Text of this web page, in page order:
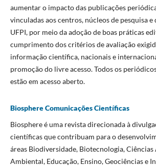
aumentar o impacto das publicações
vinculadas aos centros, núcleos de pesquisa
UFPI, por meio da adoção de boas práticas
cumprimento dos critérios de avaliação
informação científica, nacionais e
promoção do livre acesso. Todos os
estão em acesso aberto.
Biosphere Comunicações Científicas
Biosphere é uma revista direcionada à
científicas que contribuam para o
áreas Biodiversidade, Biotecnologia,
Ambiental, Educação, Ensino, Geociências e